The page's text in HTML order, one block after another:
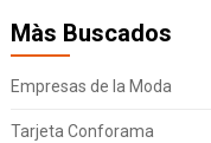
Màs Buscados
Empresas de la Moda
Tarjeta Conforama